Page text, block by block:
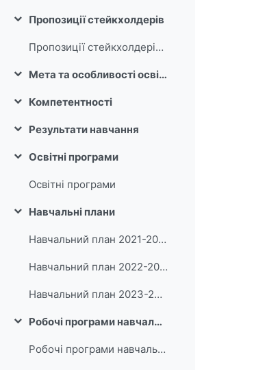
Згорнути
Пропозиції стейкхолдерів
Пропозиції стейкхолдерів на 2025 рік
Згорнути Мета та особливості освітньої програми
Згорнути
Компетентності
Згорнути
Результати навчання
Згорнути
Освітні програми
Освітні програми
Згорнути
Навчальні плани
Навчальний план 2021-2022 н.р.
Навчальний план 2022-2023 н.р.
Навчальний план 2023-2024 н.р.
Згорнути Робочі програми навчальних дисциплін та програми практик
Робочі програми навчальних дисциплін